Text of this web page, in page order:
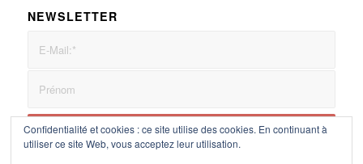
NEWSLETTER
Confidentialité et cookies : ce site utilise des cookies. En continuant à
utiliser ce site Web, vous acceptez leur utilisation.